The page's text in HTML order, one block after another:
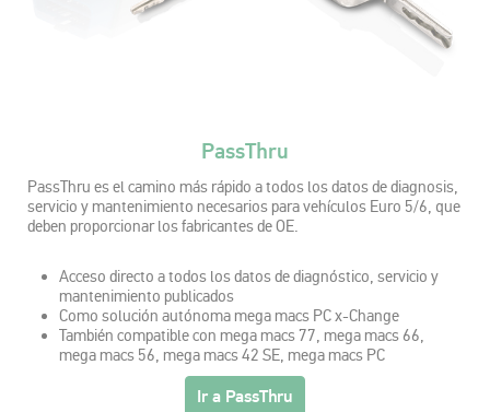
PassThru
PassThru es el camino más rápido a todos los datos de diagnosis,
servicio y mantenimiento necesarios para vehículos Euro 5/6, que
deben proporcionar los fabricantes de OE.
Acceso directo a todos los datos de diagnóstico, servicio y
mantenimiento publicados
Como solución autónoma mega macs PC x-Change
También compatible con mega macs 77, mega macs 66,
mega macs 56, mega macs 42 SE, mega macs PC
Ir a PassThru